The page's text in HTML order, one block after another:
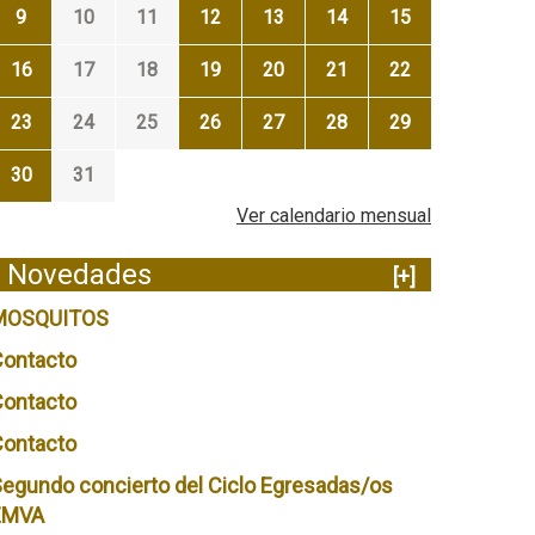
9 10 11 12 13 14 15
16 17 18 19 20 21 22
23 24 25 26 27 28 29
30
31
Ver calendario mensual
Novedades
[+]
concierto del Ciclo Egresadas/os